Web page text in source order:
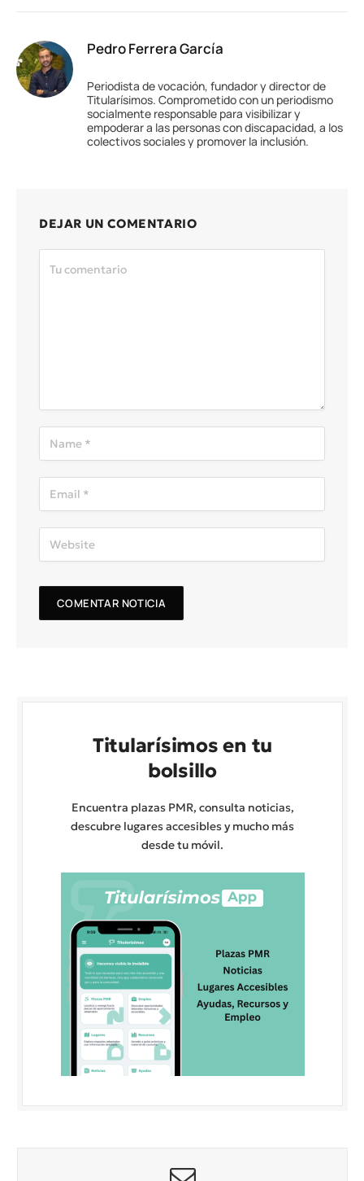
Pedro Ferrera García
Periodista de vocación, fundador y director de
Titularísimos. Comprometido con un periodismo
socialmente responsable para visibilizar y
empoderar a las personas con discapacidad, a los
colectivos sociales y promover la inclusión.
DEJAR UN COMENTARIO
Titularísimos en tu
bolsillo
Encuentra plazas PMR, consulta noticias,
descubre lugares accesibles y mucho más
desde tu móvil.